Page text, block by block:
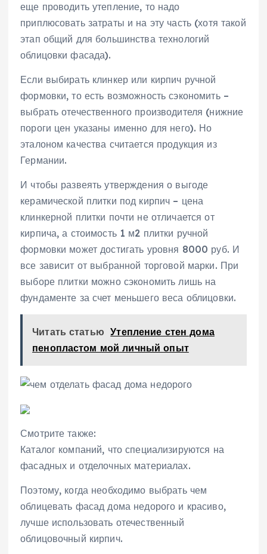
еще проводить утепление, то надо
приплюсовать затраты и на эту часть (хотя такой
этап общий для большинства технологий
облицовки фасада).
Если выбирать клинкер или кирпич ручной
формовки, то есть возможность сэкономить –
выбрать отечественного производителя (нижние
пороги цен указаны именно для него). Но
эталоном качества считается продукция из
Германии.
И чтобы развеять утверждения о выгоде
керамической плитки под кирпич – цена
клинкерной плитки почти не отличается от
кирпича, а стоимость 1 м2 плитки ручной
формовки может достигать уровня 8000 руб. И
все зависит от выбранной торговой марки. При
выборе плитки можно сэкономить лишь на
фундаменте за счет меньшего веса облицовки.
Читать статью Утепление стен дома
пенопластом мой личный опыт
Смотрите также:
Каталог компаний, что специализируются на
фасадных и отделочных материалах.
Поэтому, когда необходимо выбрать чем
облицевать фасад дома недорого и красиво,
лучше использовать отечественный
облицовочный кирпич.